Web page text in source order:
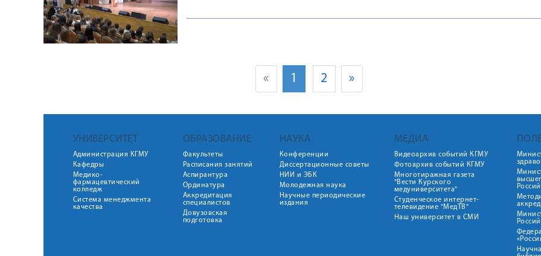
« 1 2 »
УНИВЕРСИТЕТ
Администрация КГМУ
Кафедры
Медико-
фармацевтический
колледж
Система менеджмента
качества
ОБРАЗОВАНИЕ
Факультеты
Расписания занятий
Аспирантура
Ординатура
Аккредитация
специалистов
Довузовская
подготовка
НАУКА
Конференции
Диссертационные советы
НИИ и ЭБК
Молодежная наука
Научные периодические
издания
МЕДИА
Видеоархив событий КГМУ
Фотоархив событий КГМУ
Многотиражная газета
"Вести Курского
медуниверситета"
Студенческое интернет-
телевидение "МедТВ"
Наш университет в СМИ